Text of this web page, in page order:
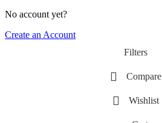
No account yet?
Create an Account
Filters
Compare
Wishlist